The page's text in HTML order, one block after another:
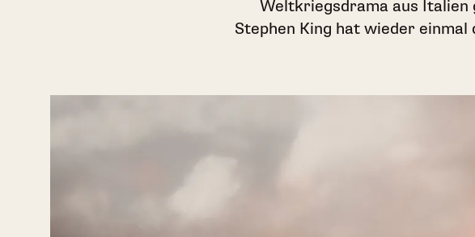
Weltkriegsdrama aus Italien
Stephen King hat wieder